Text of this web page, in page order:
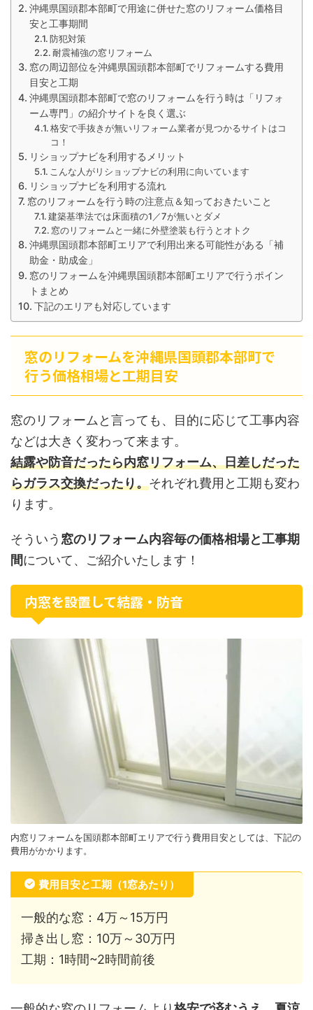
沖縄県国頭郡本部町で用途に併せた窓のリフォーム価格目
安と工事期間
防犯対策
耐震補強の窓リフォーム
窓の周辺部位を沖縄県国頭郡本部町でリフォームする費用
目安と工期
沖縄県国頭郡本部町で窓のリフォームを行う時は「リフォ
ーム専門」の紹介サイトを良く選ぶ
格安で手抜きが無いリフォーム業者が見つかるサイトはコ
コ！
リショップナビを利用するメリット
こんな人がリショップナビの利用に向いています
リショップナビを利用する流れ
窓のリフォームを行う時の注意点＆知っておきたいこと
建築基準法では床面積の1／7が無いとダメ
窓のリフォームと一緒に外壁塗装も行うとオトク
沖縄県国頭郡本部町エリアで利用出来る可能性がある「補
助金・助成金」
窓のリフォームを沖縄県国頭郡本部町エリアで行うポイン
トまとめ
下記のエリアも対応しています
窓のリフォームを沖縄県国頭郡本部町で
行う価格相場と工期目安
窓のリフォームと言っても、目的に応じて工事内容
などは大きく変わって来ます。
結露や防音だったら内窓リフォーム、日差しだった
らガラス交換だったり。それぞれ費用と工期も変わ
ります。
そういう 窓のリフォーム内容毎の価格相場と工事期
間について、ご紹介いたします！
内窓を設置して結露・防音
内窓リフォームを国頭郡本部町エリアで行う費用目安としては、下記の
費用がかかります。
費用目安と工期（1窓あたり）
一般的な窓：4万～15万円
掃き出し窓：10万～30万円
工期：1時間~2時間前後